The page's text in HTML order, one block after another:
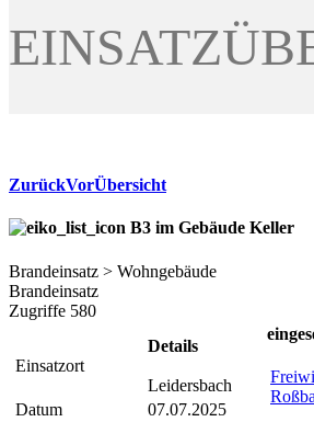
ZurückVorÜbersicht
B3 im Gebäude Keller
Brandeinsatz > Wohngebäude
Brandeinsatz
Zugriffe 580
Einsatzort
Details
Leidersbach
Datum
07.07.2025